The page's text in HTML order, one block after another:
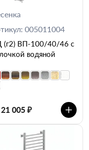
005011004
(г2) ВП-100/40/46 с
водяной
005 ₽